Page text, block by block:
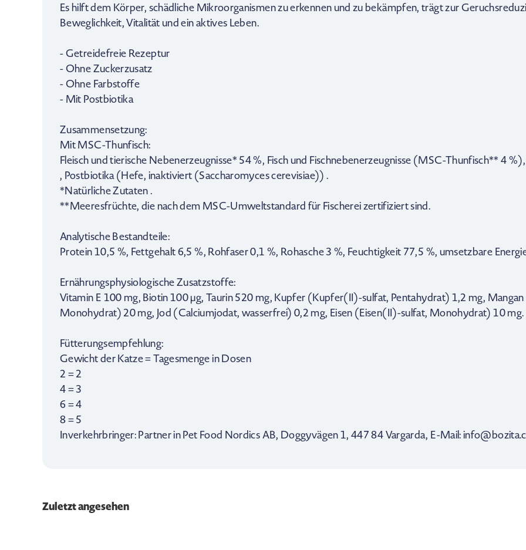
Es hilft dem Körper, schädliche Mikroorganismen zu erkennen und zu bekämpfen, trägt zur
Beweglichkeit, Vitalität und ein aktives Leben.
- Getreidefreie Rezeptur
- Ohne Zuckerzusatz
- Ohne Farbstoffe
- Mit Postbiotika
Zusammensetzung:
Mit MSC-Thunfisch:
Fleisch und tierische Nebenerzeugnisse* 54 %, Fisch und Fischnebenerzeugnisse (MSC-Thunfisch** 4
, Postbiotika (Hefe, inaktiviert (Saccharomyces cerevisiae)) .
*Natürliche Zutaten .
**Meeresfrüchte, die nach dem MSC-Umweltstandard für Fischerei zertifiziert sind.
Analytische Bestandteile:
Protein 10,5 %, Fettgehalt 6,5 %, Rohfaser 0,1 %, Rohasche 3 %, Feuchtigkeit 77,5 %, umsetzbare
Ernährungsphysiologische Zusatzstoffe:
Vitamin E 100 mg, Biotin 100 µg, Taurin 520 mg, Kupfer (Kupfer(II)-sulfat, Pentahydrat) 1,2 mg,
Monohydrat) 20 mg, Jod (Calciumjodat, wasserfrei) 0,2 mg, Eisen (Eisen(II)-sulfat, Monohydrat) 10 mg.
Fütterungsempfehlung:
Gewicht der Katze = Tagesmenge in Dosen
2 = 2
4 = 3
6 = 4
8 = 5
Inverkehrbringer: Partner in Pet Food Nordics AB, Doggyvägen 1, 447 84 Vargarda, E-Mail:
Zuletzt angesehen